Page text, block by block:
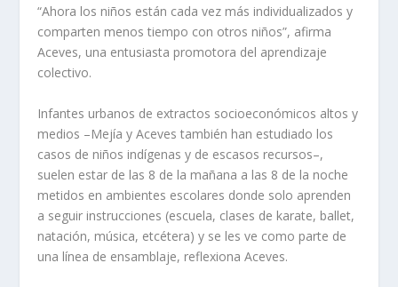
“Ahora los niños están cada vez más individualizados y
comparten menos tiempo con otros niños”, afirma
Aceves, una entusiasta promotora del aprendizaje
colectivo.
Infantes urbanos de extractos socioeconómicos altos y
medios –Mejía y Aceves también han estudiado los
casos de niños indígenas y de escasos recursos–,
suelen estar de las 8 de la mañana a las 8 de la noche
metidos en ambientes escolares donde solo aprenden
a seguir instrucciones (escuela, clases de karate, ballet,
natación, música, etcétera) y se les ve como parte de
una línea de ensamblaje, reflexiona Aceves.